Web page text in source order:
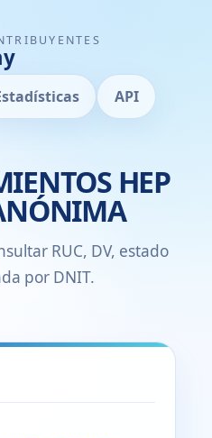
API
HEP
RUC, DV, estado
por DNIT.